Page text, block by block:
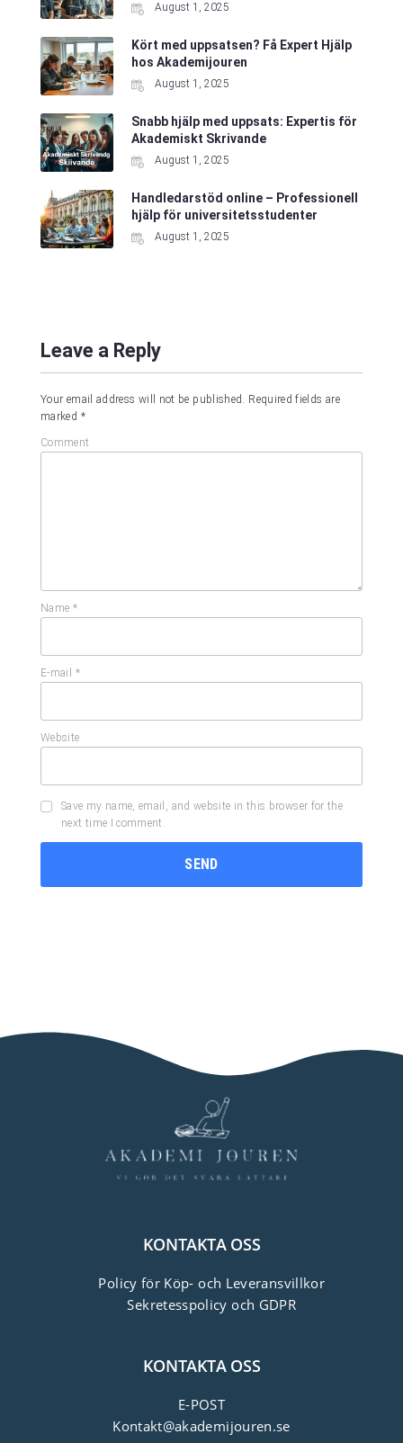
August 1, 2025
Kört med uppsatsen? Få Expert Hjälp
hos Akademijouren
August 1, 2025
Snabb hjälp med uppsats: Expertis för
Akademiskt Skrivande
August 1, 2025
Handledarstöd online – Professionell
hjälp för universitetsstudenter
August 1, 2025
Leave a Reply
Your email address will not be published. Required fields are
marked *
Comment
Name *
E-mail *
Website
Save my name, email, and website in this browser for the
next time I comment.
KONTAKTA OSS
Policy för Köp- och Leveransvillkor
Sekretesspolicy och GDPR
KONTAKTA OSS
E-POST
Kontakt@akademijouren.se